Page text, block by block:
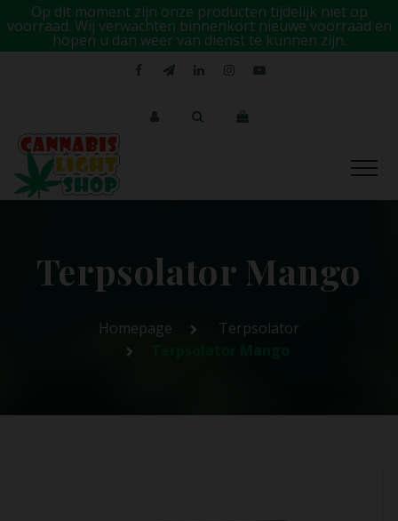
Op dit moment zijn onze producten tijdelijk niet op
voorraad. Wij verwachten binnenkort nieuwe voorraad en
hopen u dan weer van dienst te kunnen zijn.
Terpsolator Mango
Homepage
Terpsolator